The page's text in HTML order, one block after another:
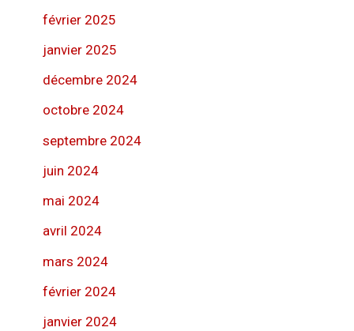
février 2025
janvier 2025
décembre 2024
octobre 2024
septembre 2024
juin 2024
mai 2024
avril 2024
mars 2024
février 2024
janvier 2024